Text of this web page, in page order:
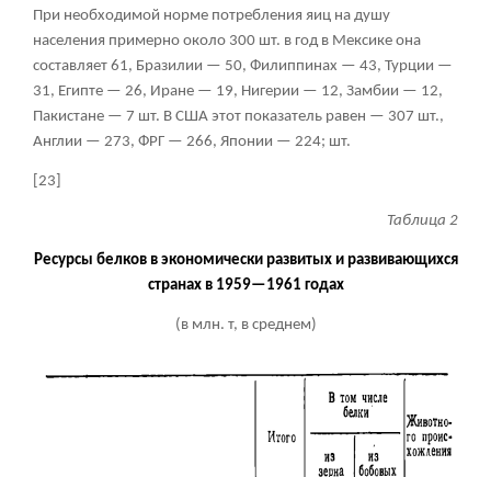
При необходимой норме потребления яиц на душу
населения примерно около 300 шт. в год в Мексике она
составляет 61, Бразилии — 50, Филиппинах — 43, Турции —
31, Египте — 26, Иране — 19, Нигерии — 12, Замбии — 12,
Пакистане — 7 шт. В США этот показатель равен — 307 шт.,
Англии — 273, ФРГ — 266, Японии — 224; шт.
[23]
Таблица 2
Ресурсы белков в экономически развитых и развивающихся
странах в 1959—1961 годах
(в млн. т, в среднем)